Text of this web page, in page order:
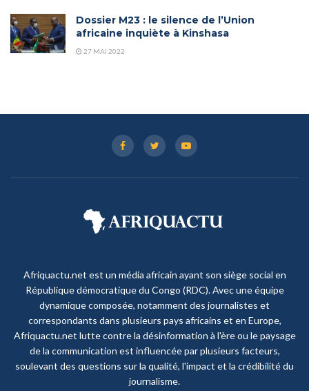
Dossier M23 : le silence de l’Union
africaine inquiète à Kinshasa
27 MAI 2022
Afriquactu.net est un média africain ayant son siège social en
République démocratique du Congo (RDC). Avec une équipe
dynamique composée, notamment des journalistes et
correspondants dans plusieurs pays africains et en Europe,
Afriquactu.net lutte contre la désinformation à l'ère ou le paysage
de la communication est influencée par plusieurs facteurs,
soulevant des questions sur la qualité, l'impact et la crédibilité du
journalisme.